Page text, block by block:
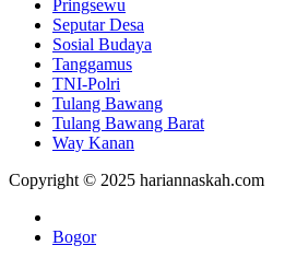
Pringsewu
Seputar Desa
Sosial Budaya
Tanggamus
TNI-Polri
Tulang Bawang
Tulang Bawang Barat
Way Kanan
Copyright © 2025 hariannaskah.com
Bogor